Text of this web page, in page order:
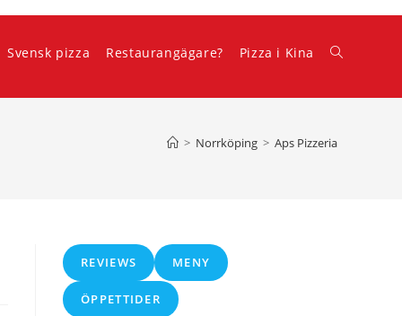
Svensk pizza Restaurangägare? Pizza i Kina Slå
> Norrköping > Aps Pizzeria
REVIEWS MENY
ÖPPETTIDER